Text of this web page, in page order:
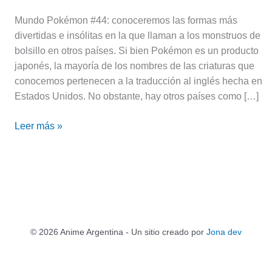
Mundo Pokémon #44: conoceremos las formas más
divertidas e insólitas en la que llaman a los monstruos de
bolsillo en otros países. Si bien Pokémon es un producto
japonés, la mayoría de los nombres de las criaturas que
conocemos pertenecen a la traducción al inglés hecha en
Estados Unidos. No obstante, hay otros países como […]
Leer más »
© 2026 Anime Argentina - Un sitio creado por Jona dev